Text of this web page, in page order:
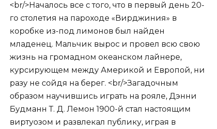
<br/>Началось все с того, что в первый день 20-
го столетия на пароходе «Вирджиния» в
коробке из-под лимонов был найден
младенец. Мальчик вырос и провел всю свою
жизнь на громадном океанском лайнере,
курсирующем между Америкой и Европой, ни
разу не сойдя на берег. <br/>Загадочным
образом научившись играть на рояле, Дэнни
Будманн Т. Д. Лемон 1900-й стал настоящим
виртуозом и развлекал публику, играя в